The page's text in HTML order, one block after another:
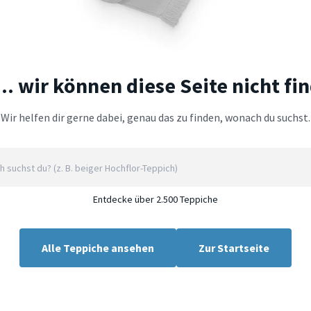
wir können diese Seite nicht
Wir helfen dir gerne dabei, genau das zu finden, wonach du suchst.
Entdecke über 2.500 Teppiche
Alle Teppiche ansehen Zur Startseite